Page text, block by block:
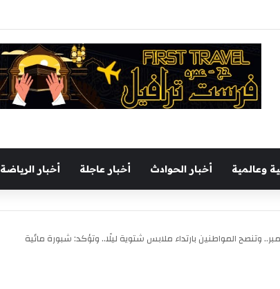
حضور المدينة في السينما المصرية بمعرض السويس الرابع للكتاب
وعالمية أخبار الحوادث أخبار عاجلة أخبار الرياضة
وتنصح المواطنين بارتداء ملابس شتوية ليلًا.. وتؤكد: شبورة مائية